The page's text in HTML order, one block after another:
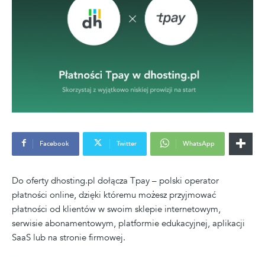
Facebook Twitter WhatsApp
Do oferty dhosting.pl dołącza Tpay – polski operator
płatności online, dzięki któremu możesz przyjmować
płatności od klientów w swoim sklepie internetowym,
serwisie abonamentowym, platformie edukacyjnej, aplikacji
SaaS lub na stronie firmowej.